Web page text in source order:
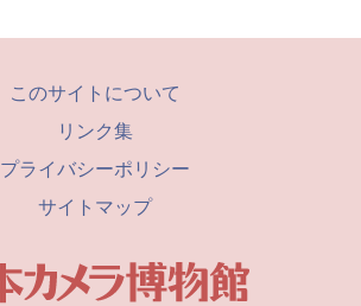
このサイトについて
リンク集
プライバシーポリシー
サイトマップ